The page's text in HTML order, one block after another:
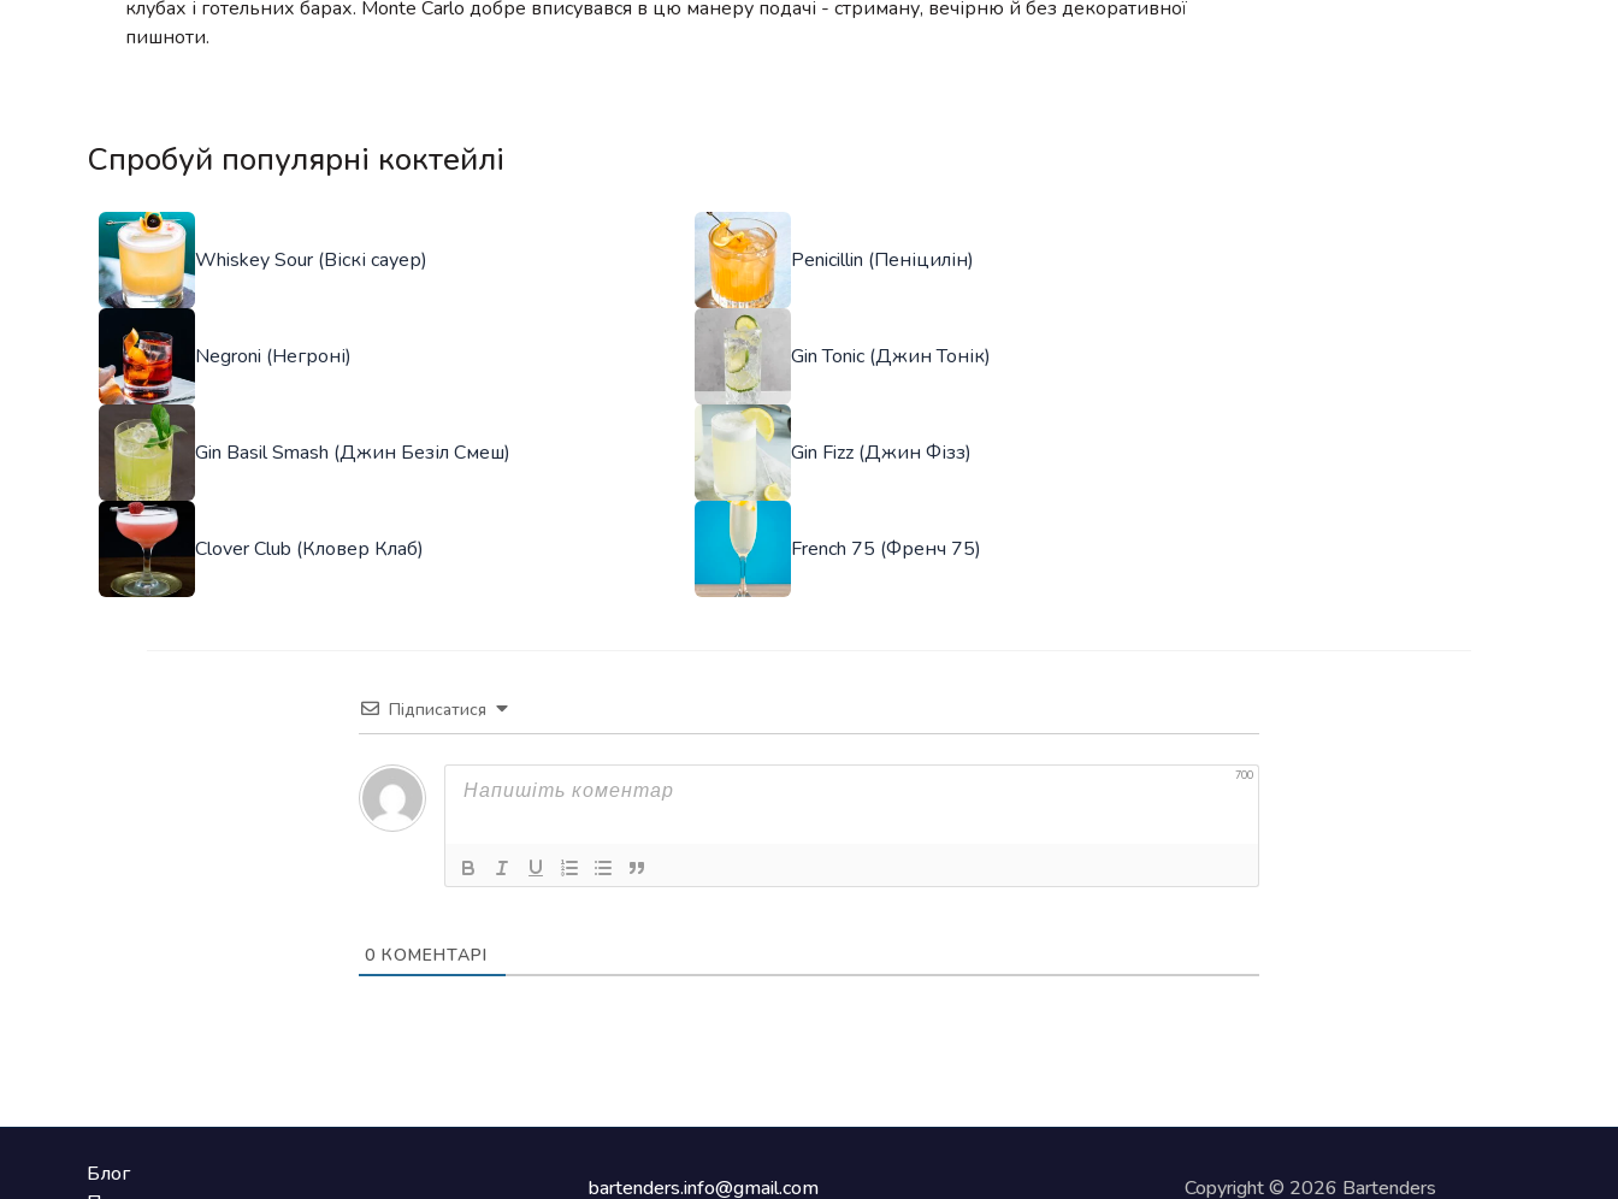
клубах і готельних барах. Monte Carlo добре вписувався в цю манеру подачі - стриману, вечірню й без декоративної
пишноти.
Спробуй популярні коктейлі
Whiskey Sour (Віскі сауер) Penicillin (Пеніцилін)
Negroni (Негроні) Gin Tonic (Джин Тонік)
Gin Basil Smash (Джин Безіл Смеш) Gin Fizz (Джин Фізз)
Clover Club (Кловер Клаб) French 75 (Френч 75)
Підписатися
700
0 КОМЕНТАРІ
Блог
bartenders.info@gmail.com Copyright © 2026 Bartenders